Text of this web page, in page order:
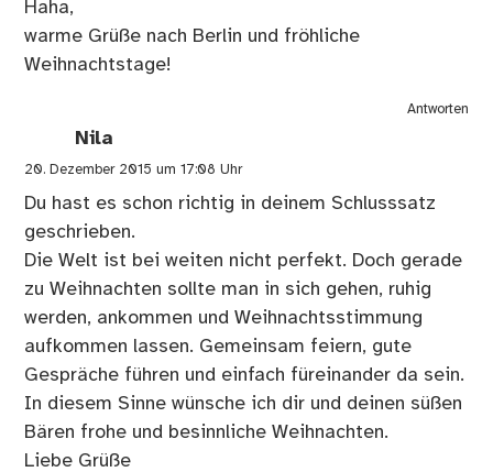
Haha,
warme Grüße nach Berlin und fröhliche
Weihnachtstage!
Antworten
Nila
20. Dezember 2015 um 17:08 Uhr
Du hast es schon richtig in deinem Schlusssatz
geschrieben.
Die Welt ist bei weiten nicht perfekt. Doch gerade
zu Weihnachten sollte man in sich gehen, ruhig
werden, ankommen und Weihnachtsstimmung
aufkommen lassen. Gemeinsam feiern, gute
Gespräche führen und einfach füreinander da sein.
In diesem Sinne wünsche ich dir und deinen süßen
Bären frohe und besinnliche Weihnachten.
Liebe Grüße